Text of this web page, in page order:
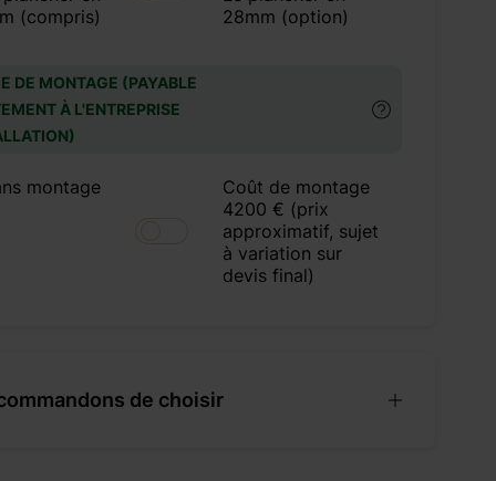
(compris)
28mm (option)
DE MONTAGE (PAYABLE
À L'ENTREPRISE
montage
Coût de montage
4200 € (prix
approximatif, sujet
à variation sur
devis final)
de choisir